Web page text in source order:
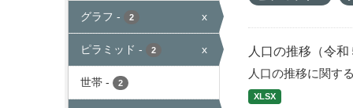
グラフ - 2 x
ピラミッド - 2 x
世帯 - 2
人口の推移（令和
人口の推移に関す
XLSX